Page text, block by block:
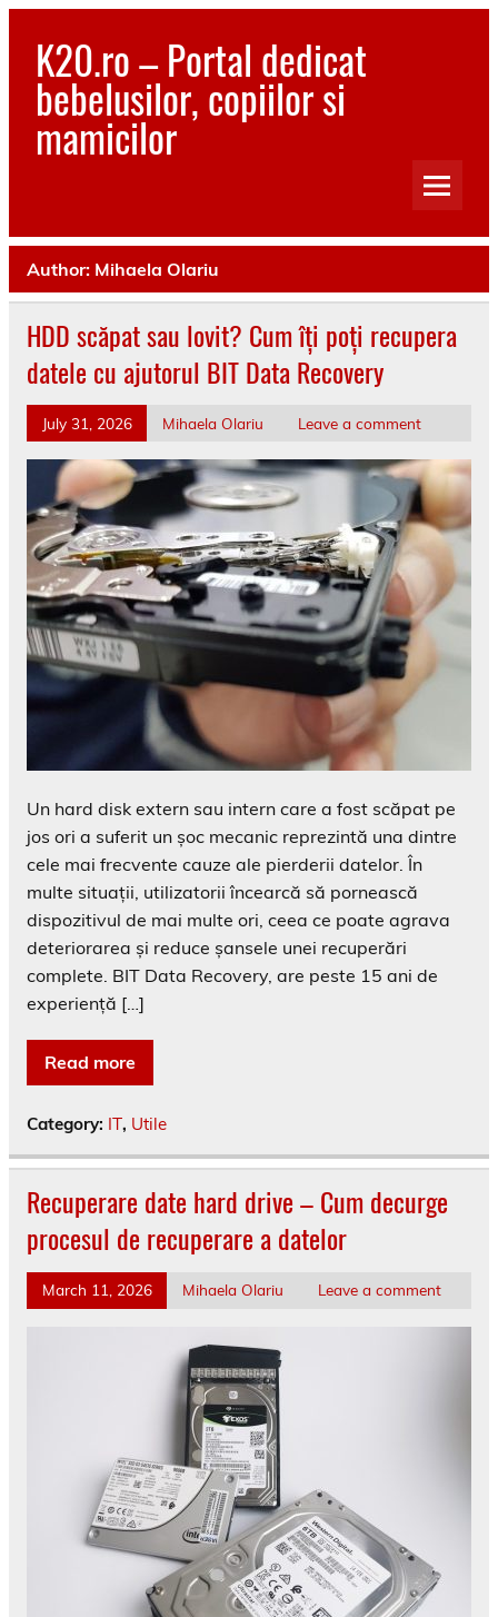
Skip
contentK20.ro – Portal dedicat
bebelusilor, copiilor si
mamicilor
Author: Mihaela Olariu
HDD scăpat sau lovit? Cum îți poți recupera
datele cu ajutorul BIT Data Recovery
July 31, 2026 Mihaela Olariu Leave a comment
Un hard disk extern sau intern care a fost scăpat pe
jos ori a suferit un șoc mecanic reprezintă una dintre
cele mai frecvente cauze ale pierderii datelor. În
multe situații, utilizatorii încearcă să pornească
dispozitivul de mai multe ori, ceea ce poate agrava
deteriorarea și reduce șansele unei recuperări
complete. BIT Data Recovery, are peste 15 ani de
experiență […]
Read more
Category: IT, Utile
Recuperare date hard drive – Cum decurge
procesul de recuperare a datelor
March 11, 2026 Mihaela Olariu Leave a comment